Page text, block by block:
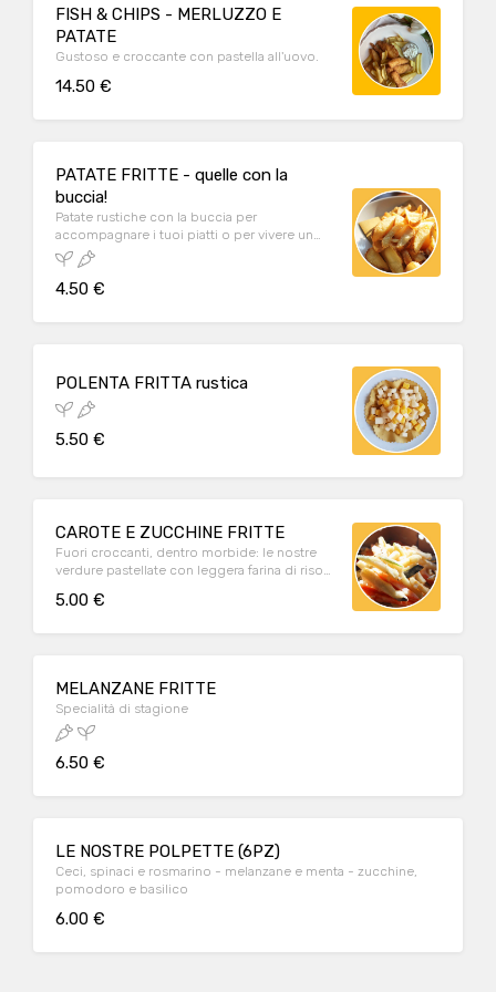
FISH & CHIPS - MERLUZZO E
PATATE
Gustoso e croccante con pastella all'uovo.
14.50 €
PATATE FRITTE - quelle con la
buccia!
Patate rustiche con la buccia per
accompagnare i tuoi piatti o per vivere un
piccolo momento di piacere.
4.50 €
POLENTA FRITTA rustica
5.50 €
CAROTE E ZUCCHINE FRITTE
Fuori croccanti, dentro morbide: le nostre
verdure pastellate con leggera farina di riso
5.00 €
MELANZANE FRITTE
Specialità di stagione
6.50 €
LE NOSTRE POLPETTE (6PZ)
Ceci, spinaci e rosmarino - melanzane e menta - zucchine,
pomodoro e basilico
6.00 €